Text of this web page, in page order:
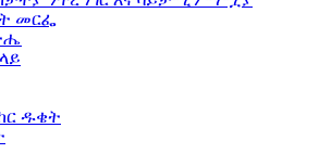
መርፌ
ዱቄት